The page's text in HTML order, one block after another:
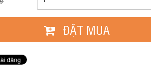
ĐẶT MUA